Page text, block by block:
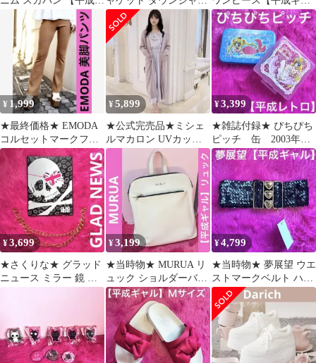
ャル】dia系 ショーパン
ット【平成ギャル】グ
レー M
ル】ニットワンピ
¥ 1,999
★最終価格★ EMODA
コルセットマークフィ
ットフレアパンツ
S【平成ギャル】
¥5,899
★公式完売品★ミシェ
ルマカロン UVカット
ニットカーディガン 新
品未使用タグつき
¥3,399
★雑誌付録★ ぴちぴち
ピッチ 缶 2003年
なかよし 付録 プラス
チックケース
¥3,699
★さくりな★ グラッド
ニュース ミラー 鏡 ス
¥3,199
★当時物★ MURUA リ
ュック ショルダーバッ
グ 2way 白【平成ギャ
ル】
¥4,799
★当時物★ 夢展望 ウエ
ストマークベルト ハー
ト スパンコール 【平成
ギャル】